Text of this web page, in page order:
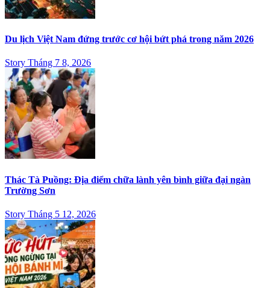
Du lịch Việt Nam đứng trước cơ hội bứt phá trong năm 2026
Story Tháng 7 8, 2026
Thác Tà Puồng: Địa điểm chữa lành yên bình giữa đại ngàn
Trường Sơn
Story Tháng 5 12, 2026